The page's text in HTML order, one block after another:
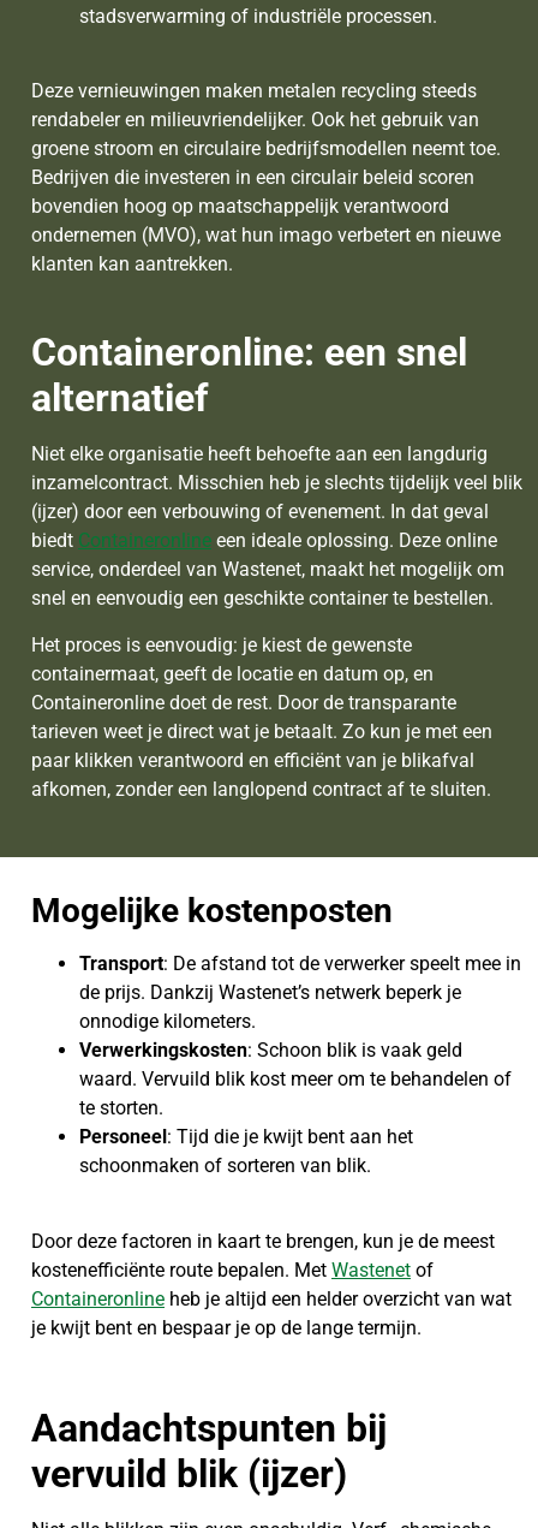
stadsverwarming of industriële processen.
Deze vernieuwingen maken metalen recycling steeds
rendabeler en milieuvriendelijker. Ook het gebruik van
groene stroom en circulaire bedrijfsmodellen neemt toe.
Bedrijven die investeren in een circulair beleid scoren
bovendien hoog op maatschappelijk verantwoord
ondernemen (MVO), wat hun imago verbetert en nieuwe
klanten kan aantrekken.
Containeronline: een snel
alternatief
Niet elke organisatie heeft behoefte aan een langdurig
inzamelcontract. Misschien heb je slechts tijdelijk veel blik
(ijzer) door een verbouwing of evenement. In dat geval
biedt Containeronline een ideale oplossing. Deze online
service, onderdeel van Wastenet, maakt het mogelijk om
snel en eenvoudig een geschikte container te bestellen.
Het proces is eenvoudig: je kiest de gewenste
containermaat, geeft de locatie en datum op, en
Containeronline doet de rest. Door de transparante
tarieven weet je direct wat je betaalt. Zo kun je met een
paar klikken verantwoord en efficiënt van je blikafval
afkomen, zonder een langlopend contract af te sluiten.
Mogelijke kostenposten
Transport: De afstand tot de verwerker speelt mee in
de prijs. Dankzij Wastenet’s netwerk beperk je
onnodige kilometers.
Verwerkingskosten: Schoon blik is vaak geld
waard. Vervuild blik kost meer om te behandelen of
te storten.
Personeel: Tijd die je kwijt bent aan het
schoonmaken of sorteren van blik.
Door deze factoren in kaart te brengen, kun je de meest
kostenefficiënte route bepalen. Met Wastenet of
Containeronline heb je altijd een helder overzicht van wat
je kwijt bent en bespaar je op de lange termijn.
Aandachtspunten bij
vervuild blik (ijzer)